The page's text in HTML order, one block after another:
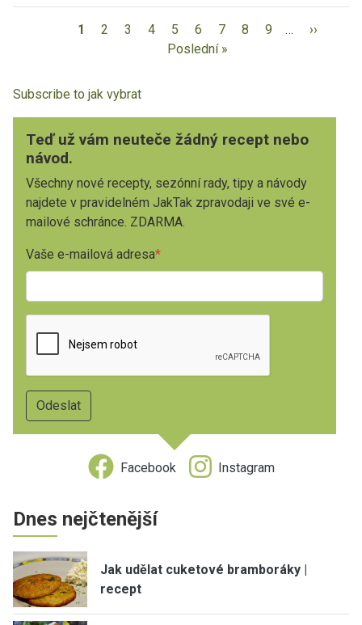
1 2 3 4 5 6 7 8 9 …
››
Poslední »
Subscribe to jak vybrat
Teď už vám neuteče žádný recept nebo
návod.
Všechny nové recepty, sezónní rady, tipy a návody
najdete v pravidelném JakTak zpravodaji ve své e-
mailové schránce. ZDARMA.
Vaše e-mailová adresa
Facebook Instagram
Dnes nejčtenější
Jak udělat cuketové bramboráky |
recept